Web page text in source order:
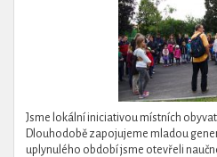
Jsme lokální iniciativou místních
Dlouhodobě zapojujeme mladou
uplynulého období jsme otevřeli